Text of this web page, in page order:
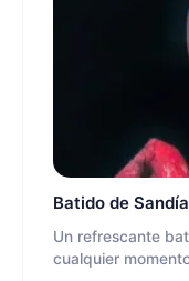
Batido de Sandía
Un refrescante
cualquier